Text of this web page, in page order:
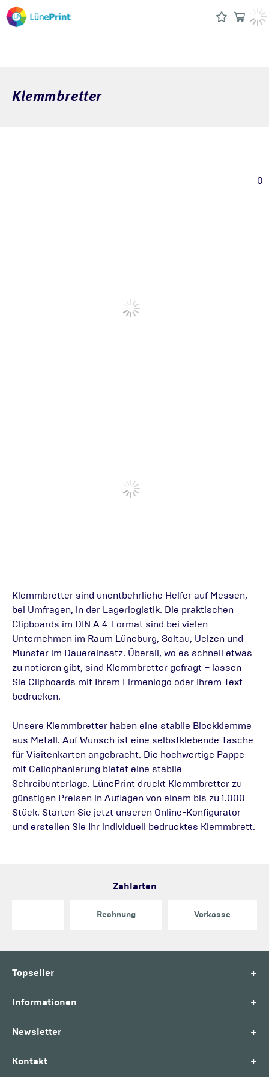
Klemmbretter
0
Klemmbretter sind unentbehrliche Helfer auf Messen,
bei Umfragen, in der Lagerlogistik. Die praktischen
Clipboards im DIN A 4-Format sind bei vielen
Unternehmen im Raum Lüneburg, Soltau, Uelzen und
Munster im Dauereinsatz. Überall, wo es schnell etwas
zu notieren gibt, sind Klemmbretter gefragt – lassen
Sie Clipboards mit Ihrem Firmenlogo oder Ihrem Text
bedrucken.
Unsere Klemmbretter haben eine stabile Blockklemme
aus Metall. Auf Wunsch ist eine selbstklebende Tasche
für Visitenkarten angebracht. Die hochwertige Pappe
mit Cellophanierung bietet eine stabile
Schreibunterlage. LünePrint druckt Klemmbretter zu
günstigen Preisen in Auflagen von einem bis zu 1.000
Stück. Starten Sie jetzt unseren Online-Konfigurator
und erstellen Sie Ihr individuell bedrucktes Klemmbrett.
Zahlarten
Rechnung Vorkasse
Topseller +
Informationen +
Newsletter +
Kontakt +